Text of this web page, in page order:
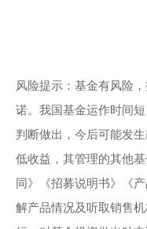
风险提示：基金有风险
诺。我国基金运作时间
判断做出，今后可能发
低收益，其管理的其他
同》《招募说明书》《
解产品情况及听取销售